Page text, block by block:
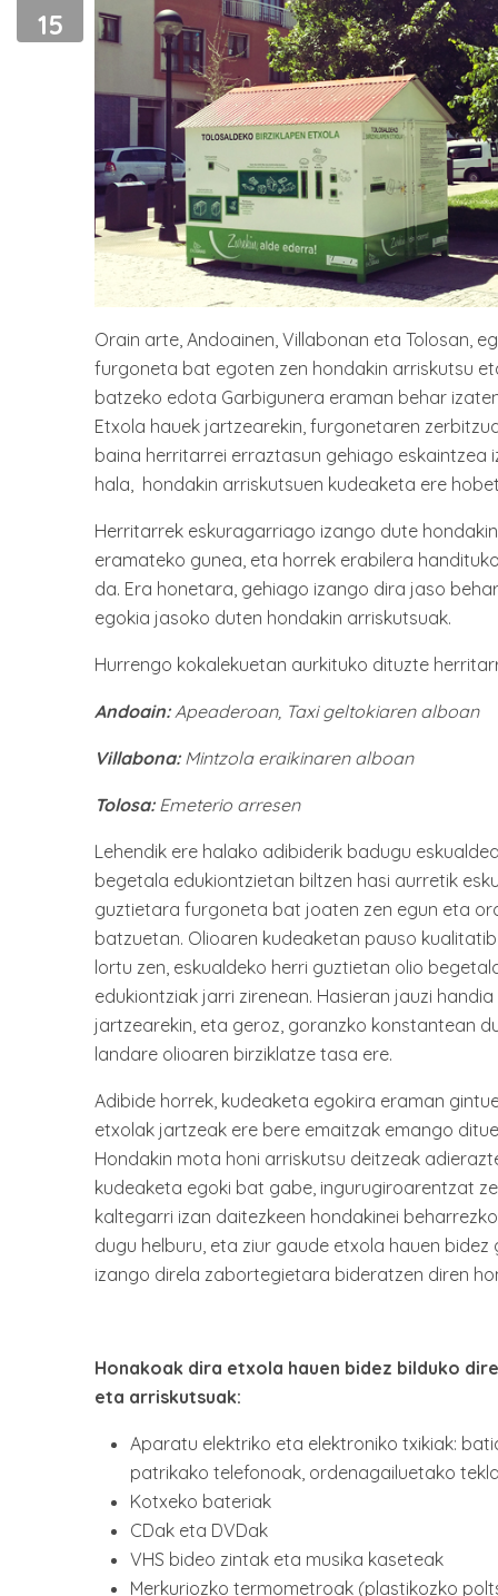
15
Orain arte, Andoainen, Villabonan eta Tolosan,
furgoneta bat egoten zen hondakin arriskutsu
batzeko edota Garbigunera eraman behar
Etxola hauek jartzearekin, furgonetaren
baina herritarrei erraztasun gehiago eskaintzea
hala, hondakin arriskutsuen kudeaketa ere
Herritarrek eskuragarriago izango dute
eramateko gunea, eta horrek erabilera
da. Era honetara, gehiago izango dira jaso
egokia jasoko duten hondakin arriskutsuak.
Hurrengo kokalekuetan aurkituko dituzte
Andoain:Apeaderoan, Taxi geltokiaren alboan
Villabona: Mintzola eraikinaren alboan
Tolosa: Emeterio arresen
Lehendik ere halako adibiderik badugu
begetala edukiontzietan biltzen hasi aurretik
guztietara furgoneta bat joaten zen egun eta
batzuetan. Olioaren kudeaketan pauso
lortu zen, eskualdeko herri guztietan olio
edukiontziak jarri zirenean. Hasieran jauzi
jartzearekin, eta geroz, goranzko konstantean
landare olioaren birziklatze tasa ere.
Adibide horrek, kudeaketa egokira eraman
etxolak jartzeak ere bere emaitzak emango
Hondakin mota honi arriskutsu deitzeak
kudeaketa egoki bat gabe, ingurugiroarentzat
kaltegarri izan daitezkeen hondakinei
dugu helburu, eta ziur gaude etxola hauen
izango direla zabortegietara bideratzen diren
Honakoak dira etxola hauen bidez bilduko
eta arriskutsuak:
Aparatu elektriko eta elektroniko txikiak:
patrikako telefonoak, ordenagailuetako
Kotxeko bateriak
CDak eta DVDak
VHS bideo zintak eta musika kaseteak
Merkuriozko termometroak (plastikozko